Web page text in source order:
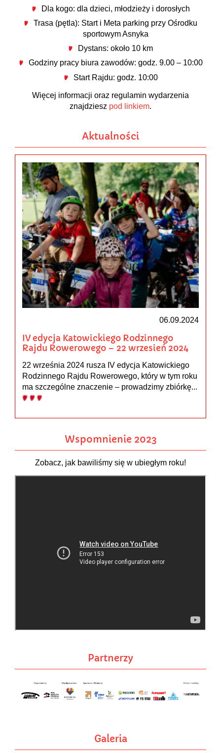
Dla kogo: dla dzieci, młodzieży i dorosłych
Trasa (pętla): Start i Meta parking przy Ośrodku
sportowym Asnyka
Dystans: około 10 km
Godziny pracy biura zawodów: godz. 9.00 – 10:00
Start Rajdu: godz. 10:00
Więcej informacji oraz regulamin wydarzenia
znajdziesz pod linkiem.
Aktualności
06.09.2024
IV edycja Katowickiego Rodzinnego
Rajdu Rowerowego – 22 wrzesień 2024
22 września 2024 rusza IV edycja Katowickiego
Rodzinnego Rajdu Rowerowego, który w tym roku
ma szczególne znaczenie – prowadzimy zbiórkę...
Wspomnienie 2023
Zobacz, jak bawiliśmy się w ubiegłym roku!
Partnerzy
Galeria